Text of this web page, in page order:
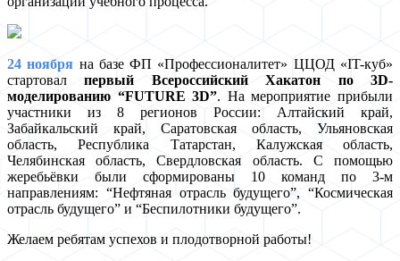
24 ноября на базе ФП «Профессионалитет» ЦЦОД «IT-куб»
стартовалпервый Всероссийский Хакатон по 3D-
моделированию “FUTURE 3D”. На мероприятие прибыли
участники из 8 регионов России: Алтайский край,
Забайкальский край, Саратовская область, Ульяновская
область, Республика Татарстан, Калужская область,
Челябинская область, Свердловская область. С помощью
жеребьёвки были сформированы 10 команд по 3-м
направлениям: “Нефтяная отрасль будущего”, “Космическая
отрасль будущего” и “Беспилотники будущего”.
Желаем ребятам успехов и плодотворной работы!